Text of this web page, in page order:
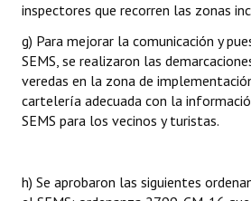
inspectores que recorren las zonas
g) Para mejorar la comunicación y
SEMS, se realizaron las
veredas en la zona de
cartelería adecuada con la
SEMS para los vecinos y turistas.
h) Se aprobaron las siguientes